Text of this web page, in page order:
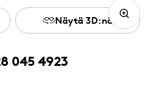
045 4923
Näytä 3D:nä